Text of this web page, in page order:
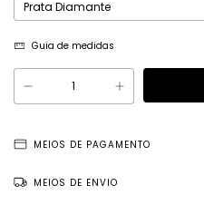
Guia de medidas
MEIOS DE PAGAMENTO
MEIOS DE ENVIO